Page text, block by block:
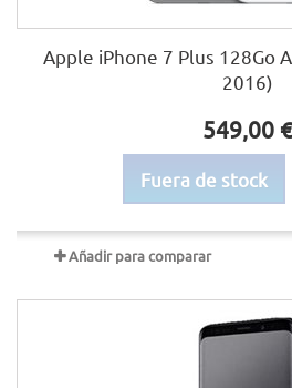
Apple iPhone 7 Plus 128Go
2016)
549,00 €
Fuera de stock
Añadir para comparar